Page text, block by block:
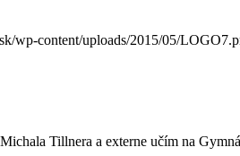
wp-content/uploads/2015/05/
Tillnera a externe učím na